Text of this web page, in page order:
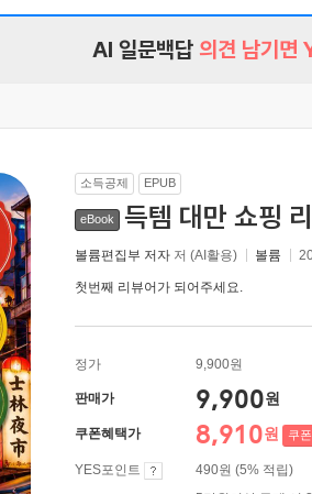
AI 일문백답 의견 남기면
소득공제 EPUB
eBook 득템 대만 쇼핑
볼륨편집부 저자 저 (AI활용) 볼륨
첫번째 리뷰어가 되어주세요.
정가 9,900원
판매가 9,900원
쿠폰혜택가 8,910원 쿠
YES포인트
490원 (5% 적립)